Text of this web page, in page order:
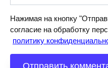
Нажимая на кнопку
согласие на обработку
политику